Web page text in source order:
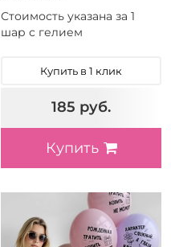
Стоимость указана за 1
шар с гелием
Купить в 1 клик
185 руб.
Купить